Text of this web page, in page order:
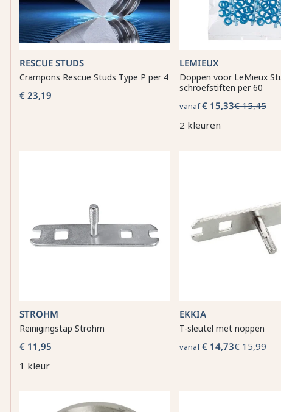
RESCUE STUDS
Crampons Rescue Studs Type P per 4
€ 23,19
LEMIEUX
Doppen voor LeMieux
schroefstiften per 60
vanaf€ 15,33€ 15,45
2 kleuren
STROHM
Reinigingstap Strohm
€ 11,95
1 kleur
EKKIA
T-sleutel met noppen
vanaf€ 14,73€ 15,99